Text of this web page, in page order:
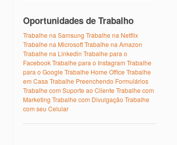
Oportunidades de Trabalho
Trabalhe na Samsung Trabalhe na Netflix
Trabalhe na MicrosoftTrabalhe na Amazon
Trabalhe na Linkedin Trabalhe para o
FacebookTrabalhe para o Instagram Trabalhe
para o Google Trabalhe Home Office Trabalhe
em CasaTrabalhe Preenchendo Formulários
Trabalhe com Suporte ao Cliente Trabalhe com
Marketing Trabalhe com Divulgação Trabalhe
com seu Celular